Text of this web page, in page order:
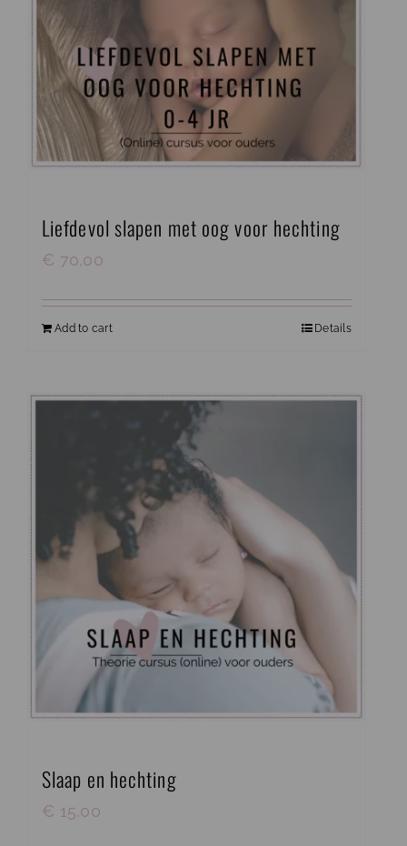
Liefdevol slapen met oog voor hechting
€ 70,00
Add to cart Details
Slaap en hechting
€ 15,00